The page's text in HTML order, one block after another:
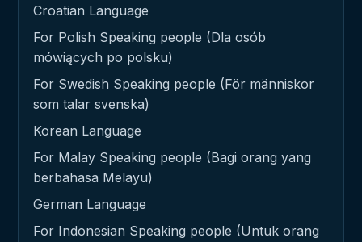
Croatian Language
For Polish Speaking people (Dla osób
mówiących po polsku)
For Swedish Speaking people (För människor
som talar svenska)
Korean Language
For Malay Speaking people (Bagi orang yang
berbahasa Melayu)
German Language
For Indonesian Speaking people (Untuk orang